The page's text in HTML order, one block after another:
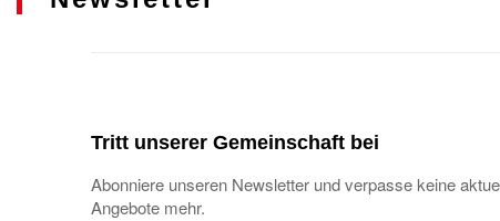
Tritt unserer Gemeinschaft bei
Abonniere unseren Newsletter und verpasse keine
Angebote mehr.